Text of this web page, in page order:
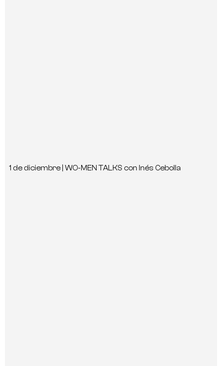
1 de diciembre | WO-MEN TALKS con Inés Cebolla